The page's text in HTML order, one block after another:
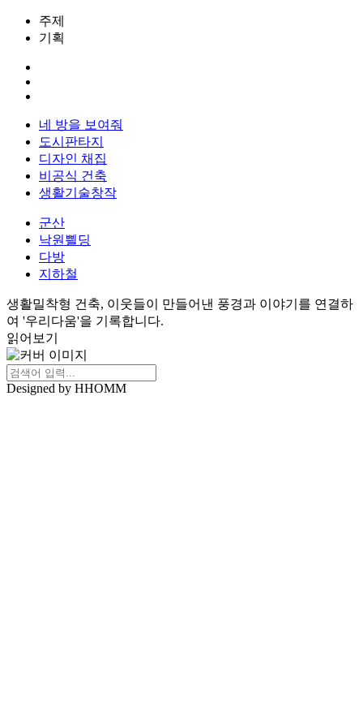
주제
기획
네 방을 보여줘
도시판타지
디자인 채집
비공식 건축
생활기술창작
군산
낙원쁼딩
다방
지하철
생활밀착형 건축, 이웃들이 만들어낸 풍경과 이야기를 연결하
여 '우리다움'을 기록합니다.
읽어보기
Designed by HHOMM